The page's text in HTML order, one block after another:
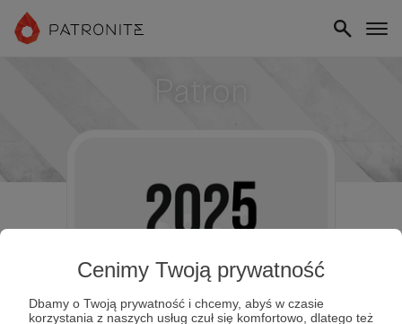
Cenimy Twoją prywatność
Dbamy o Twoją prywatność i chcemy, abyś w czasie
korzystania z naszych usług czuł się komfortowo, dlatego też